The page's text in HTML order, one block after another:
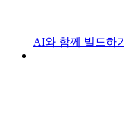
AI와 함께 빌드하기